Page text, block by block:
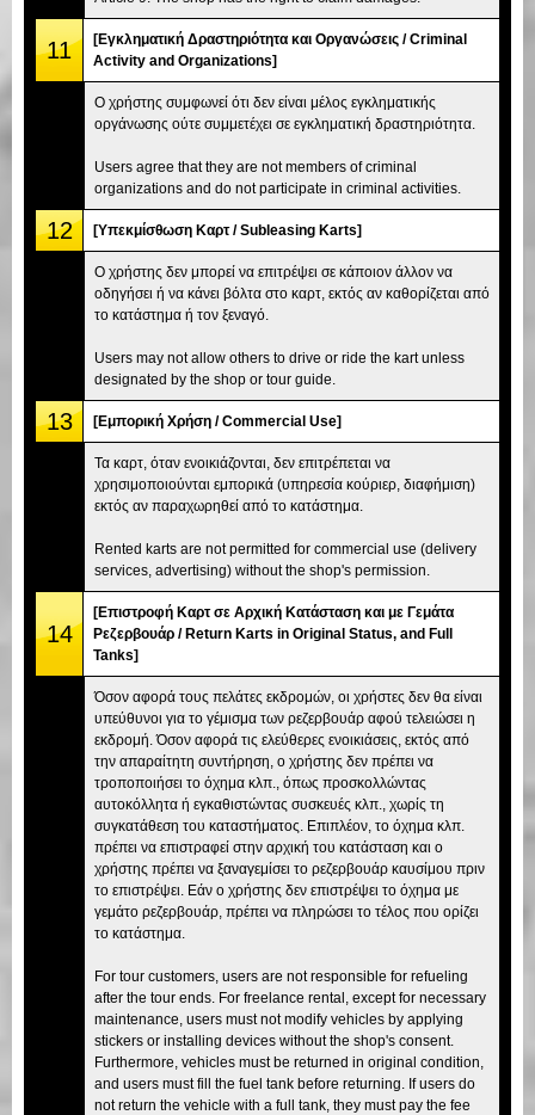
11
[Εγκληματική Δραστηριότητα και Οργανώσεις / Criminal
Activity and Organizations]
Ο χρήστης συμφωνεί ότι δεν είναι μέλος εγκληματικής
οργάνωσης ούτε συμμετέχει σε εγκληματική δραστηριότητα.
Users agree that they are not members of criminal
organizations and do not participate in criminal activities.
12 [Υπεκμίσθωση Καρτ / Subleasing Karts]
Ο χρήστης δεν μπορεί να επιτρέψει σε κάποιον άλλον να
οδηγήσει ή να κάνει βόλτα στο καρτ, εκτός αν καθορίζεται από
το κατάστημα ή τον ξεναγό.
Users may not allow others to drive or ride the kart unless
designated by the shop or tour guide.
13 [Εμπορική Χρήση / Commercial Use]
Τα καρτ, όταν ενοικιάζονται, δεν επιτρέπεται να
χρησιμοποιούνται εμπορικά (υπηρεσία κούριερ, διαφήμιση)
εκτός αν παραχωρηθεί από το κατάστημα.
Rented karts are not permitted for commercial use (delivery
services, advertising) without the shop's permission.
14
[Επιστροφή Καρτ σε Αρχική Κατάσταση και με Γεμάτα
Ρεζερβουάρ / Return Karts in Original Status, and Full
Tanks]
Όσον αφορά τους πελάτες εκδρομών, οι χρήστες δεν θα είναι
υπεύθυνοι για το γέμισμα των ρεζερβουάρ αφού τελειώσει η
εκδρομή. Όσον αφορά τις ελεύθερες ενοικιάσεις, εκτός από
την απαραίτητη συντήρηση, ο χρήστης δεν πρέπει να
τροποποιήσει το όχημα κλπ., όπως προσκολλώντας
αυτοκόλλητα ή εγκαθιστώντας συσκευές κλπ., χωρίς τη
συγκατάθεση του καταστήματος. Επιπλέον, το όχημα κλπ.
πρέπει να επιστραφεί στην αρχική του κατάσταση και ο
χρήστης πρέπει να ξαναγεμίσει το ρεζερβουάρ καυσίμου πριν
το επιστρέψει. Εάν ο χρήστης δεν επιστρέψει το όχημα με
γεμάτο ρεζερβουάρ, πρέπει να πληρώσει το τέλος που ορίζει
το κατάστημα.
For tour customers, users are not responsible for refueling
after the tour ends. For freelance rental, except for necessary
maintenance, users must not modify vehicles by applying
stickers or installing devices without the shop's consent.
Furthermore, vehicles must be returned in original condition,
and users must fill the fuel tank before returning. If users do
not return the vehicle with a full tank, they must pay the fee